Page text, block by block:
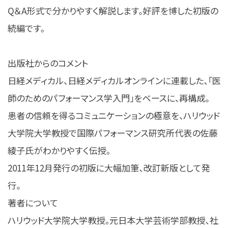
Q＆A形式で分かりやすく解説します。好評を博した初版の
続編です。
出版社からのコメント
日経メディカル、日経メディカルオンラインに連載した、「医
師のためのパフォーマンス学入門」をベースに、再構成。
患者の信頼を得るコミュニケーションの極意を、ハリウッド
大学院大学教授で国際パフォーマンス研究所代表の佐藤
綾子氏がわかりやすく伝授。
2011年12月発行の初版に大幅加筆、改訂新版として発
行。
著者について
ハリウッド大学院大学教授。元日本大学芸術学部教授、社